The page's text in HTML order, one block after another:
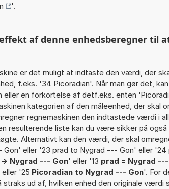
'.
af denne enhedsberegner til
er det muligt at indtaste den værdi, der
f.eks. '34 Picoradian'. Når man gør det,
eller en forkortelse af detf.eks. enten
kategorien af den måleenhed, der skal
regnemaskinen den indtastede værdi i
resulterende liste kan du være sikker på også
Alternativt kan den værdi, der skal
eller '23 prad to Nygrad --- Gon' eller '24
> Nygrad --- Gon' eller '13 prad = Nygrad
eller '25 Picoradian to Nygrad --- Gon'. For
straks ud af, hvilken enhed den originale